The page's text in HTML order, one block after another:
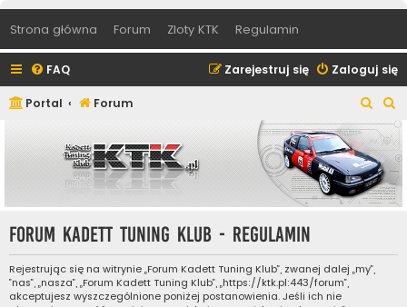
Strona główna Forum Zloty KTK Regulamin
FAQ Zaloguj się
Zarejestruj się
Portal Forum
z
u
k
z
u
k
a
Forum Kadett Tuning Klub - Regulamin
Rejestrując się na witrynie „Forum Kadett Tuning Klub”, zwanej dalej „my”,
”nas”, „nasza”, „Forum Kadett Tuning Klub”, „https://ktk.pl:443/forum”,
akceptujesz wyszczególnione poniżej postanowienia. Jeśli ich nie